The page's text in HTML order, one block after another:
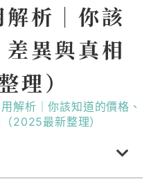
析｜你該
異與真相
理）
解析｜你該知道的價格、
2025最新整理）